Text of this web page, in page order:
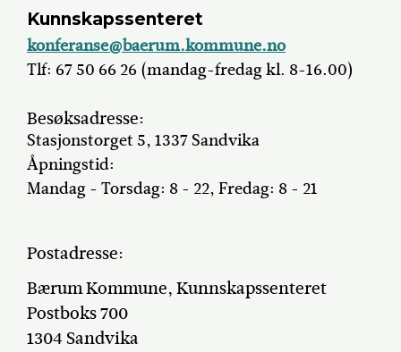
Kunnskapssenteret
konferanse@baerum.kommune.no
Tlf: 67 50 66 26 (mandag-fredag kl. 8-16.00)
Besøksadresse:
Stasjonstorget 5, 1337 Sandvika
Åpningstid:
Mandag - Torsdag: 8 - 22, Fredag: 8 - 21
Postadresse:
Bærum Kommune, Kunnskapssenteret
Postboks 700
1304 Sandvika